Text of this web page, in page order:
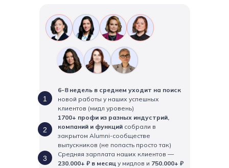
1
2
3
6-8 недель в среднем уходит на поиск
новой работы у наших успешных
клиентов (мидл уровень)
1700+ профи из разных индустрий,
компаний и функций собрали в
закрытом Alumni-сообществе
выпускников (не попасть просто так)
Средняя зарплата наших клиентов —
230.000+ ₽ в месяц у мидлов и 750.000+ ₽